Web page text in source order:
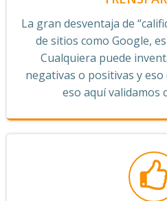
La gran desventaja de
de sitios como Google,
Cualquiera puede
negativas o positivas y
eso aquí validamos